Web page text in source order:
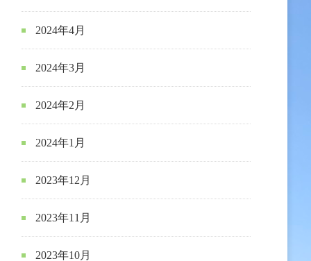
2024年4月
2024年3月
2024年2月
2024年1月
2023年12月
2023年11月
2023年10月